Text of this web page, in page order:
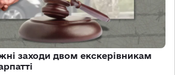
заходи двом екскерівникам